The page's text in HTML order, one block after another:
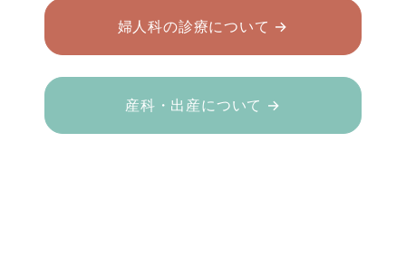
婦人科の診療について →
産科・出産について →